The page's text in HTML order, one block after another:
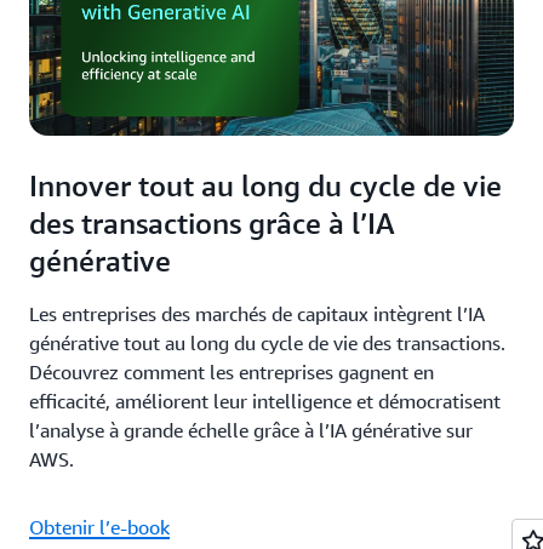
Innover tout au long du cycle de vie
des transactions grâce à l’IA
générative
Les entreprises des marchés de capitaux intègrent l’IA
générative tout au long du cycle de vie des transactions.
Découvrez comment les entreprises gagnent en
efficacité, améliorent leur intelligence et démocratisent
l’analyse à grande échelle grâce à l’IA générative sur
AWS.
Obtenir l’e-book